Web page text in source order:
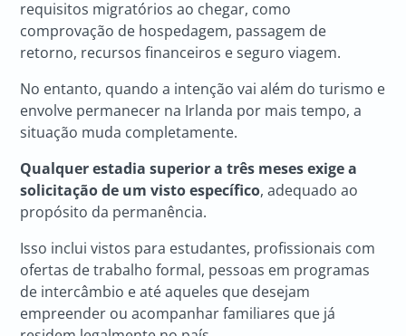
requisitos migratórios ao chegar, como
comprovação de hospedagem, passagem de
retorno, recursos financeiros e seguro viagem.
No entanto, quando a intenção vai além do turismo e
envolve permanecer na Irlanda por mais tempo, a
situação muda completamente.
Qualquer estadia superior a três meses exige a
solicitação de um visto específico, adequado ao
propósito da permanência.
Isso inclui vistos para estudantes, profissionais com
ofertas de trabalho formal, pessoas em programas
de intercâmbio e até aqueles que desejam
empreender ou acompanhar familiares que já